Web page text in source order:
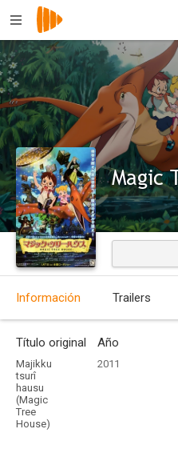
Magic
Información Trailers
Título original
Majikku
tsurî
hausu
(Magic
Tree
House)
Año
2011